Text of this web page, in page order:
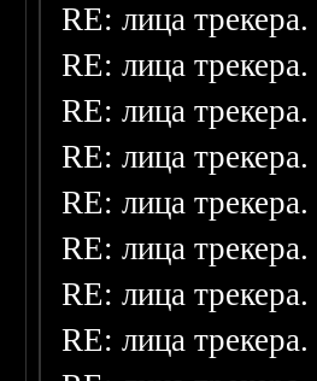
RE: лица трекера.
RE: лица трекера.
RE: лица трекера.
RE: лица трекера.
RE: лица трекера.
RE: лица трекера.
RE: лица трекера.
RE: лица трекера.